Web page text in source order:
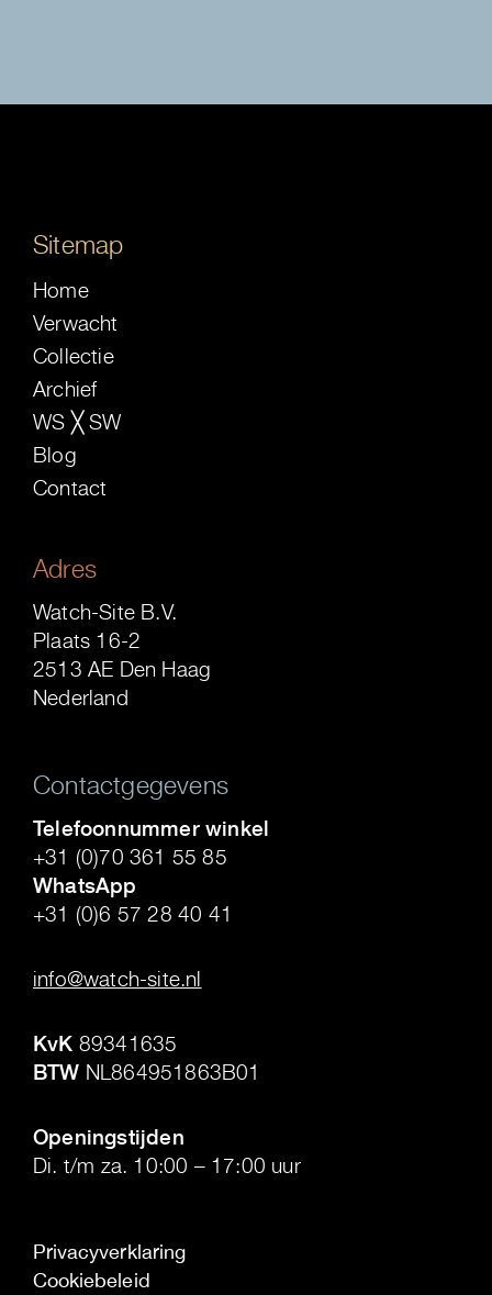
Sitemap
Home
Verwacht
Collectie
Archief
WS ╳ SW
Blog
Contact
Adres
Watch-Site B.V.
Plaats 16-2
2513 AE Den Haag
Nederland
Contactgegevens
Telefoonnummer winkel
+31 (0)70 361 55 85
WhatsApp
+31 (0)6 57 28 40 41
info@watch-site.nl
KvK 89341635
BTW NL864951863B01
Openingstijden
Di. t/m za. 10:00 – 17:00 uur
Privacyverklaring
Cookiebeleid